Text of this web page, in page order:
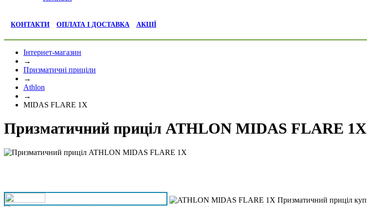
КОНТАКТИ ОПЛАТА І ДОСТАВКА АКЦІЇ
Інтернет-магазин
→
Призматичні приціли
→
Athlon
→
MIDAS FLARE 1X
Призматичний приціл ATHLON MIDAS FLARE 1X